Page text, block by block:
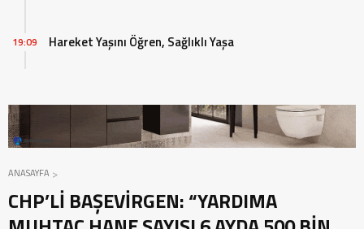
Hareket Yaşını Öğren, Sağlıklı Yaşa
19:09
ANASAYFA
CHP’Lİ BAŞEVİRGEN: “YARDIMA